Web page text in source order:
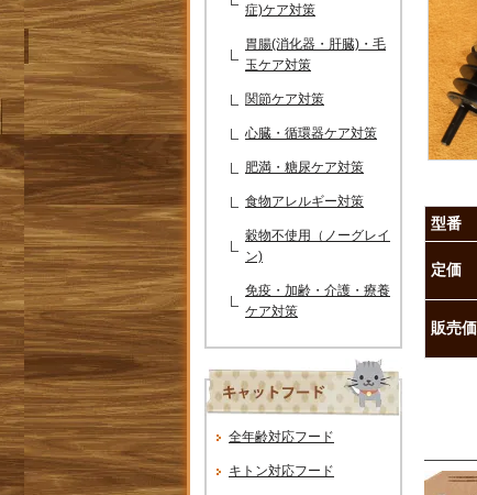
症)ケア対策
胃腸(消化器・肝臓)・毛
玉ケア対策
関節ケア対策
心臓・循環器ケア対策
肥満・糖尿ケア対策
食物アレルギー対策
穀物不使用（ノーグレイ
ン)
免疫・加齢・介護・療養
ケア対策
全年齢対応フード
キトン対応フード
型番
定価
販売